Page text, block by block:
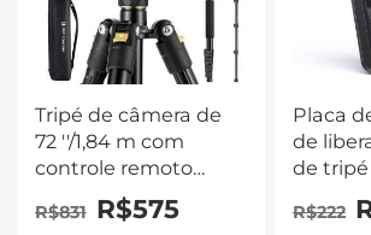
Tripé de câmera de
72 ''/1,84 m com
controle remoto
Bluetooth, tripé DSLR
de alumínio leve e
R$831 R$575
Placa
de
de tripé
R$222